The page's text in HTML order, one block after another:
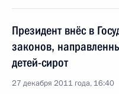
Президент внёс в
законов,
детей-сирот
27 декабря 2011 года, 16:40